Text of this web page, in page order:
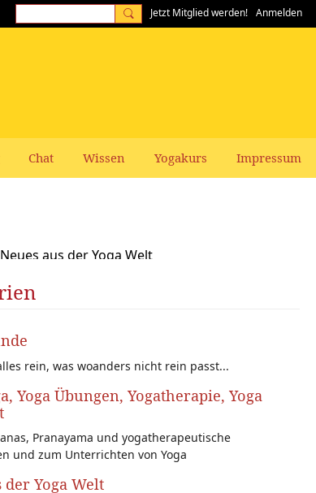
Jetzt Mitglied werden! Anmelden
Chat Wissen Yogakurs Impressum
Neues aus der Yoga Welt
rein, was woanders nicht rein passt...
Yoga Übungen, Yogatherapie, Yoga
Pranayama und yogatherapeutische
und zum Unterrichten von Yoga
der Yoga Welt